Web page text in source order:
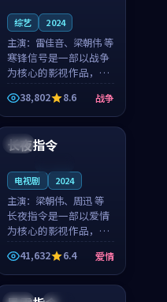
综艺 2024
主演： 雷佳音、梁朝伟 等
寒锋信号是一部以战争
为核心的影视作品，围
绕危机、反转与人物成
长展开，整体节奏紧
凑，值得推荐观看。
38,802 8.6 战争
美国
长夜指令
电视剧 2024
主演： 梁朝伟、周迅 等
长夜指令是一部以爱情
为核心的影视作品，围
绕危机、反转与人物成
长展开，整体节奏紧
凑，值得推荐观看。
41,632 6.4 爱情